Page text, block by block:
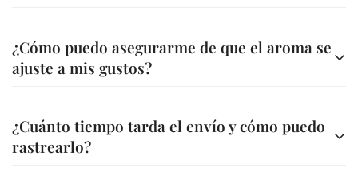
comodidad
Credishop)
¿Cómo puedo asegurarme de que el aroma se
ajuste a mis gustos?
la fragancia ideal. Además, en la descripción de cada
perfume encontrarás información detallada sobre sus
¿Cuánto tiempo tarda el envío y cómo puedo
rastrearlo?